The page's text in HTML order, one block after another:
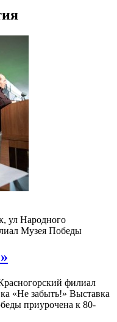
ул Народного
Музея Победы
филиал
«Не забыть!» Выставка
приурочена к 80-